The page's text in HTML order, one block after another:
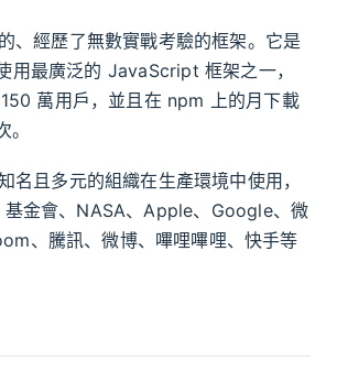
、經歷了無數實戰考驗的框架。它是
用最廣泛的 JavaScript 框架之一，
萬用戶，並且在 npm 上的月下載
名且多元的組織在生產環境中使用，
金會、NASA、Apple、Google、微
、騰訊、微博、嗶哩嗶哩、快手等